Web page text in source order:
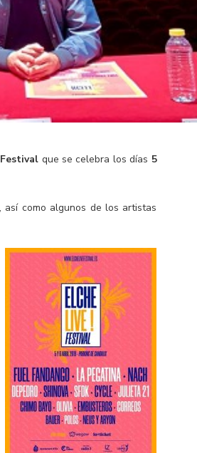
que se celebra los días 5
así como algunos de los artistas